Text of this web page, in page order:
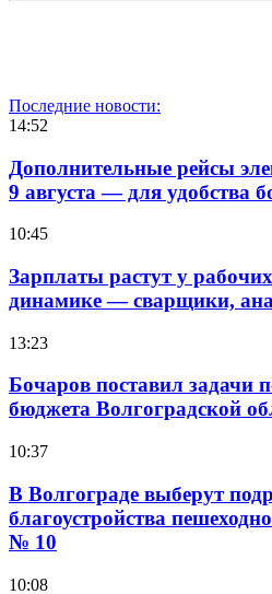
Последние новости:
14:52
Дополнительные рейсы
9 августа — для удобства
10:45
Зарплаты растут у
динамике — сварщики,
13:23
Бочаров поставил задачи
бюджета Волгоградской
10:37
В Волгограде выберут
благоустройства
№ 10
10:08